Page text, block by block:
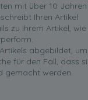
mit über 10 Jahren
Ihren Artikel
zu Ihrem Artikel, wie
abgebildet, um
für den Fall, dass
gemacht werden.